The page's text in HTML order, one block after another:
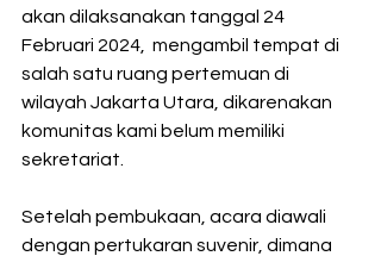
akan dilaksanakan tanggal 24
Februari 2024,  mengambil tempat di
salah satu ruang pertemuan di
wilayah Jakarta Utara, dikarenakan
komunitas kami belum memiliki
sekretariat.
Setelah pembukaan, acara diawali
dengan pertukaran suvenir, dimana